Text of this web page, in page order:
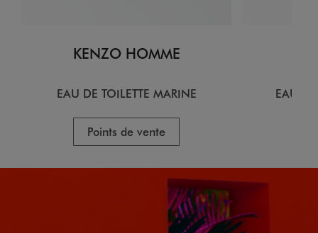
KENZO HOMME
EAU DE TOILETTE MARINE
Points de vente
EAU